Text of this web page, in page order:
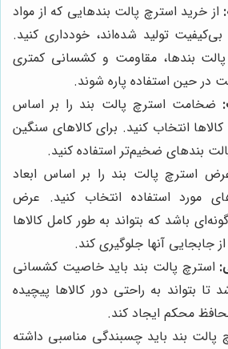
از خرید استرچ پالت بندهایی که از مواد
بی‌کیفیت تولید شده‌اند، خودداری کنید.
بندها، مقاومت و کشسانی کمتری
در حین استفاده پاره شوند.
ضخامت استرچ پالت بند را بر اساس
انتخاب کنید. برای کالاهای سنگین
بندهای ضخیم‌تر استفاده کنید.
استرچ پالت بند را بر اساس ابعاد
مورد استفاده انتخاب کنید. عرض
باشد که بتواند به طور کامل کالاها
جابجایی آنها جلوگیری کند.
استرچ پالت بند باید خاصیت کشسانی
تا بتواند به راحتی دور کالاها پیچیده
محکم ایجاد کند.
پالت بند باید چسبندگی مناسبی داشته